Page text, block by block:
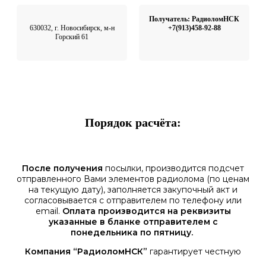
630032, г. Новосибирск, м-н
Горский 61
Получатель: РадиоломНСК
+7(913)458-92-88
Порядок расчёта:
После получения посылки, производится подсчет
отправленного Вами элементов радиолома (по ценам
на текущую дату), заполняется закупочный акт и
согласовывается с отправителем по телефону или
email. Оплата производится на реквизиты
указанные в бланке отправителем с
понедельника по пятницу.
Компания “РадиоломНСК” гарантирует честную